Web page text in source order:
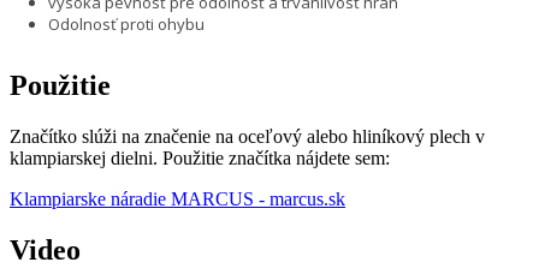
Odolnosť proti ohybu
Použitie
Značítko slúži na značenie na oceľový alebo hliníkový plech v
klampiarskej dielni. Použitie značítka nájdete sem:
Klampiarske náradie MARCUS - marcus.sk
Video